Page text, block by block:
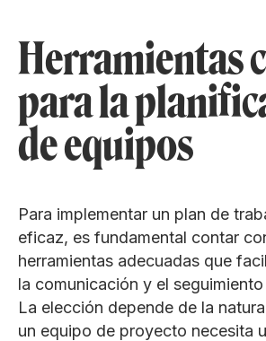
Herramientas
para la
de equipos
Para implementar un plan de
eficaz, es fundamental contar
herramientas adecuadas que
la comunicación y el
La elección depende de la
un equipo de proyecto necesita